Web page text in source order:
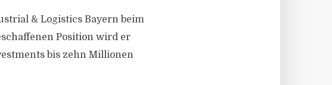
& Logistics Bayern beim
Position wird er
bis zehn Millionen